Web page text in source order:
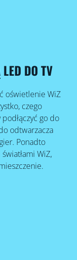
DO TV
oświetlenie WiZ
czego
go do
odtwarzacza
Ponadto
WiZ,